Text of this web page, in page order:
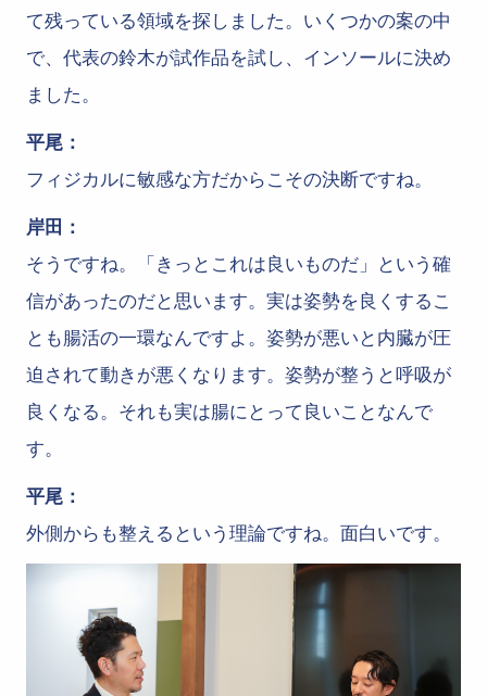
て残っている領域を探しました。いくつかの案の中
で、代表の鈴木が試作品を試し、インソールに決め
ました。
平尾：
フィジカルに敏感な方だからこその決断ですね。
岸田：
そうですね。「きっとこれは良いものだ」という確
信があったのだと思います。実は姿勢を良くするこ
とも腸活の一環なんですよ。姿勢が悪いと内臓が圧
迫されて動きが悪くなります。姿勢が整うと呼吸が
良くなる。それも実は腸にとって良いことなんで
す。
平尾：
外側からも整えるという理論ですね。面白いです。